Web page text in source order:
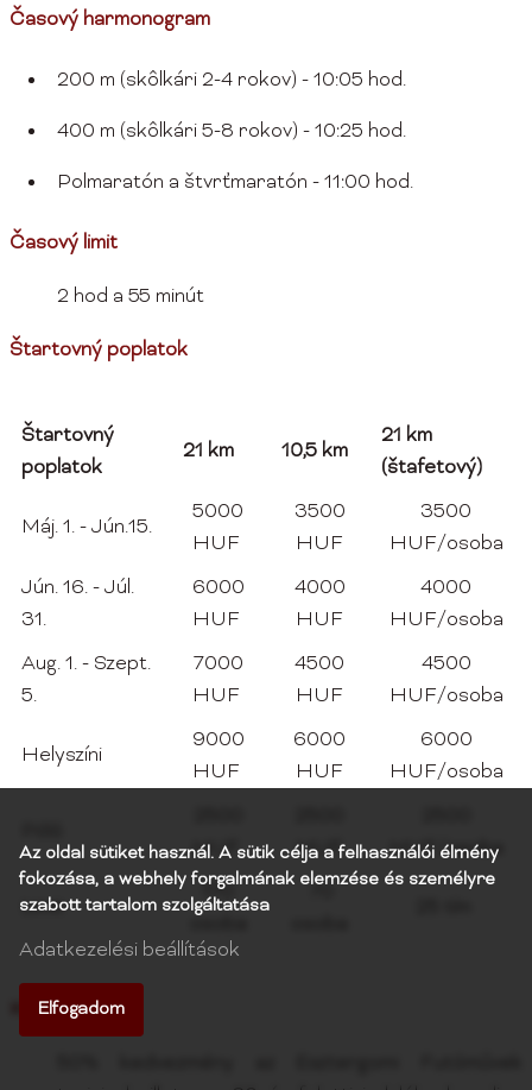
Časový harmonogram
200 m (skôlkári 2-4 rokov) - 10:05 hod.
400 m (skôlkári 5-8 rokov) - 10:25 hod.
Polmaratón a štvrťmaratón - 11:00 hod.
Časový limit
2 hod a 55 minút
Štartovný poplatok
Štartovný
poplatok
21 km 10,5 km
21 km
(štafetový)
Máj. 1. - Jún.15.
5000
HUF
3500
HUF
3500
HUF/osoba
Jún. 16. - Júl.
31.
6000
HUF
4000
HUF
4000
HUF/osoba
Aug. 1. - Szept.
5.
7000
HUF
4500
HUF
4500
HUF/osoba
Helyszíni
9000
HUF
6000
HUF
6000
HUF/osoba
HUF
HUF
HUF/osoba
Limit
170
Kedvezmény
Az oldal sütiket használ. A sütik célja a felhasználói élmény
fokozása, a webhely forgalmának elemzése és személyre
szabott tartalom szolgáltatása
Adatkezelési beállítások
Elfogadom